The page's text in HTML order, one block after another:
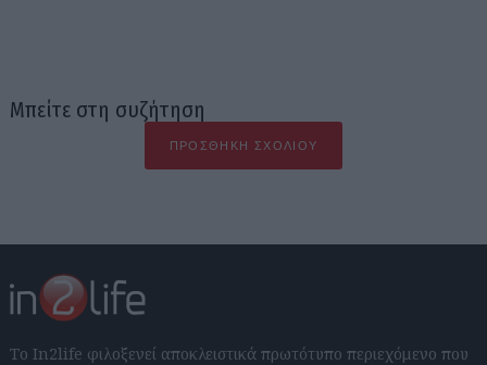
Μπείτε στη συζήτηση
ΠΡΟΣΘΉΚΗ ΣΧΟΛΊΟΥ
Το In2life φιλοξενεί αποκλειστικά πρωτότυπο περιεχόμενο που